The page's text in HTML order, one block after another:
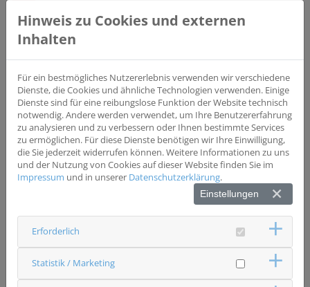
Studientyp
Interventionsstudie
Wesentliche Einschlusskriterien
dokumentiere, behandlungsbedürftige CLL und SLL nach
iwCLL-Kriterien; mindestens einer der folgenden
Risikofaktoren: 17p-Del, TP53-Mutation oder komplexer
Karyotyp;
Biomarker
_DEL17P#TP53
Wesentliche Ausschlusskriterien
jegliche vorherige CLL-spezifische Therapie;
Status
rekrutierend
Hinweis zu Cookies und externen
Inhalten
Für ein bestmögliches Nutzererlebnis verwenden wir verschiedene
Dienste, die Cookies und ähnliche Technologien verwenden. Einige
Dienste sind für eine reibungslose Funktion der Website technisch
notwendig. Andere werden verwendet, um Ihre Benutzererfahrung
zu analysieren und zu verbessern oder Ihnen bestimmte Services
zu ermöglichen. Für diese Dienste benötigen wir Ihre Einwilligung,
die Sie jederzeit widerrufen können. Weitere Informationen zu uns
und der Nutzung von Cookies auf dieser Website finden Sie im
Impressum und in unserer Datenschutzerklärung.
Einstellungen
Erforderlich
Statistik / Marketing